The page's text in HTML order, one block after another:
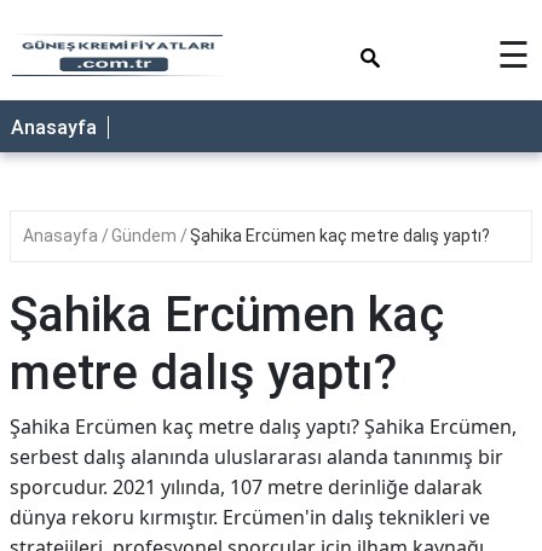
ANASAYFA
☰
Anasayfa
Anasayfa Gündem Şahika Ercümen kaç metre dalış yaptı?
Şahika Ercümen kaç
metre dalış yaptı?
Şahika Ercümen kaç metre dalış yaptı? Şahika Ercümen,
serbest dalış alanında uluslararası alanda tanınmış bir
sporcudur. 2021 yılında, 107 metre derinliğe dalarak
dünya rekoru kırmıştır. Ercümen'in dalış teknikleri ve